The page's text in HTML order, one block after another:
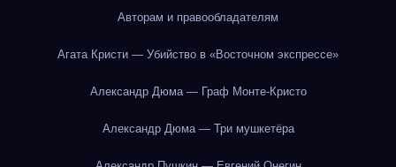
Авторам и правообладателям
Агата Кристи — Убийство в «Восточном экспрессе»
Александр Дюма — Граф Монте-Кристо
Александр Дюма — Три мушкетёра